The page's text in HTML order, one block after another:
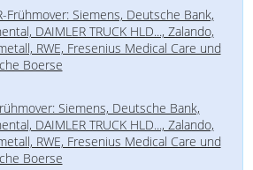
Frühmover: Siemens, Deutsche Bank,
DAIMLER TRUCK HLD..., Zalando,
RWE, Fresenius Medical Care und
Boerse
Siemens, Deutsche Bank,
DAIMLER TRUCK HLD..., Zalando,
RWE, Fresenius Medical Care und
Boerse